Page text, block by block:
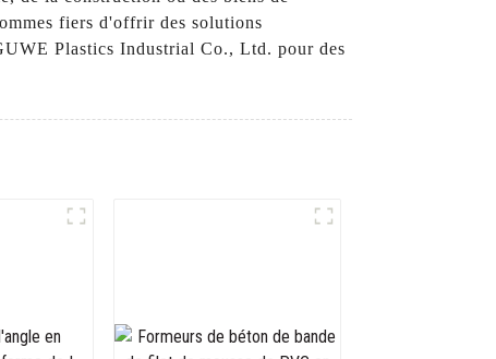
fiers d'offrir des solutions
Plastics Industrial Co., Ltd. pour des